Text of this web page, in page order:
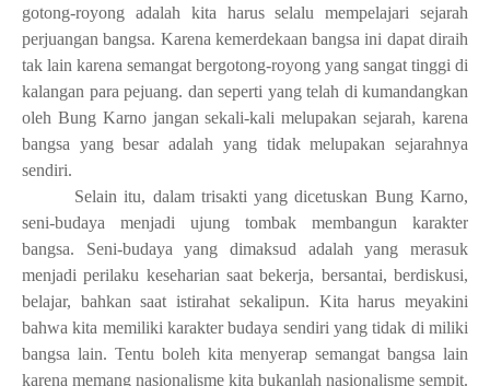
gotong-royong adalah kita harus selalu mempelajari sejarah
perjuangan bangsa. Karena kemerdekaan bangsa ini dapat diraih
tak lain karena semangat bergotong-royong yang sangat tinggi di
kalangan para pejuang. dan seperti yang telah di kumandangkan
oleh Bung Karno jangan sekali-kali melupakan sejarah, karena
bangsa yang besar adalah yang tidak melupakan sejarahnya
sendiri.
Selain itu, dalam trisakti yang dicetuskan Bung Karno,
seni-budaya menjadi ujung tombak membangun karakter
bangsa. Seni-budaya yang dimaksud adalah yang merasuk
menjadi perilaku keseharian saat bekerja, bersantai, berdiskusi,
belajar, bahkan saat istirahat sekalipun. Kita harus meyakini
bahwa kita memiliki karakter budaya sendiri yang tidak di miliki
bangsa lain. Tentu boleh kita menyerap semangat bangsa lain
karena memang nasionalisme kita bukanlah nasionalisme sempit.